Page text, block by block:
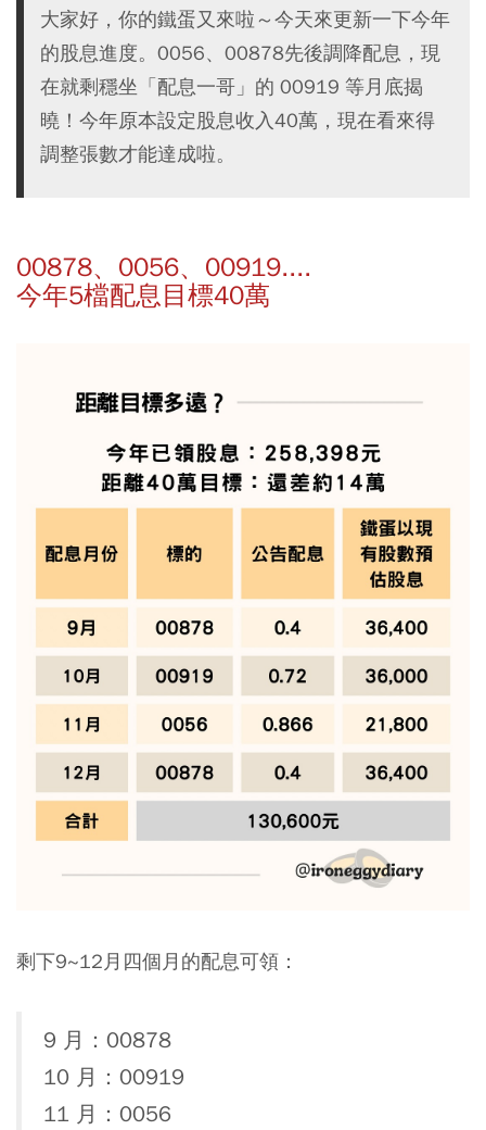
大家好，你的鐵蛋又來啦～今天來更新一下今年
的股息進度。0056、00878先後調降配息，現
在就剩穩坐「配息一哥」的 00919 等月底揭
曉！今年原本設定股息收入40萬，現在看來得
調整張數才能達成啦。
00878、0056、00919....
今年5檔配息目標40萬
剩下9~12月四個月的配息可領：
9 月：00878
10 月：00919
11 月：0056